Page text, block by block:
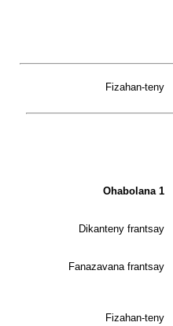
Fizahan-teny
Ohabolana 1
Dikanteny frantsay
Fanazavana frantsay
Fizahan-teny